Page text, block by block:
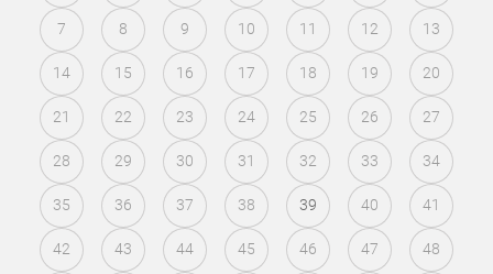
7 8 9 10 11 12 13
14 15 16 17 18 19 20
21 22 23 24 25 26 27
28 29 30 31 32 33 34
35 36 37 38 39 40 41
42 43 44 45 46 47 48